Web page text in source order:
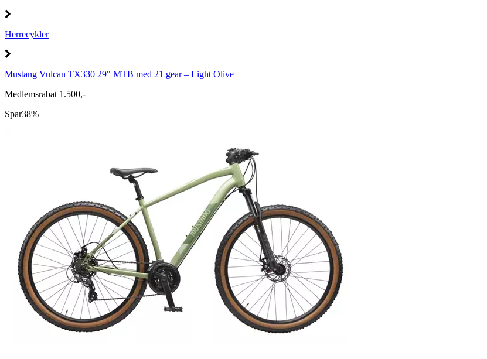
Herrecykler
Mustang Vulcan TX330 29" MTB med 21 gear – Light Olive
Medlemsrabat 1.500,-
Spar38%